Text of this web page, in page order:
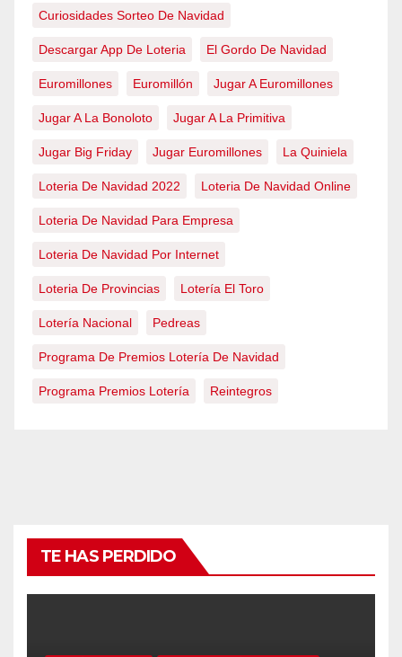
Curiosidades Sorteo De Navidad
Descargar App De Loteria El Gordo De Navidad
Euromillones Euromillón Jugar A Euromillones
Jugar A La Bonoloto Jugar A La Primitiva
Jugar Big Friday Jugar Euromillones La Quiniela
Loteria De Navidad 2022 Loteria De Navidad Online
Loteria De Navidad Para Empresa
Loteria De Navidad Por Internet
Loteria De Provincias Lotería El Toro
Lotería Nacional Pedreas
Programa De Premios Lotería De Navidad
Programa Premios Lotería Reintegros
TE HAS PERDIDO